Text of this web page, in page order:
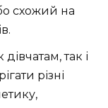
схожий на
так і
різні